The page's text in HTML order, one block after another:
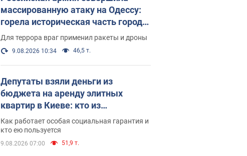
массированную атаку на Одессу:
горела историческая часть города,
есть пострадавшие. Фото и видео
Для террора враг применил ракеты и дроны
9.08.2026 10:34 46,5 т.
Депутаты взяли деньги из
бюджета на аренду элитных
квартир в Киеве: кто из
парламентариев просил средства
и где поселился
Как работает особая социальная гарантия и
кто ею пользуется
9.08.2026 07:00 51,9 т.